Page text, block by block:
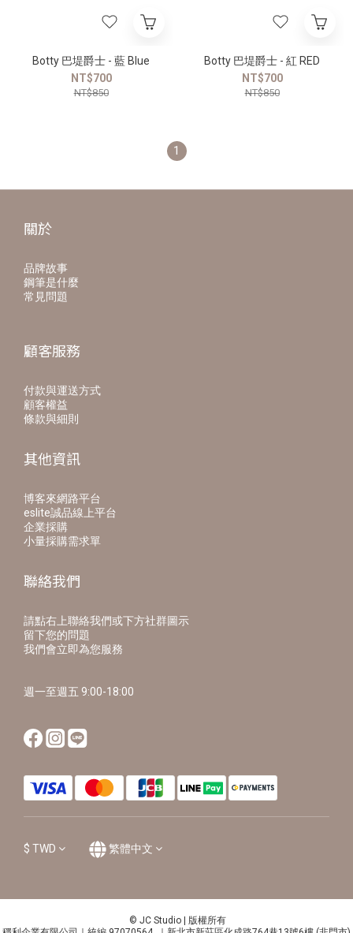
Botty 巴堤爵士 - 藍 Blue
NT$700
NT$850
Botty 巴堤爵士 - 紅 RED
NT$700
NT$850
1
關於
品牌故事
鋼筆是什麼
常見問題
顧客服務
付款與運送方式
顧客權益
條款與細則
其他資訊
博客來網路平台
eslite誠品線上平台
企業採購
小量採購需求單
聯絡我們
請點右上聯絡我們或下方社群圖示
留下您的問題
我們會立即為您服務
週一至週五 9:00-18:00
$ TWD 繁體中文
© JC Studio | 版權所有